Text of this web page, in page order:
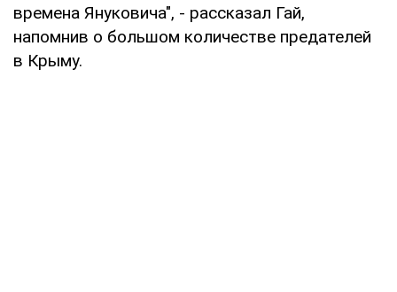
времена Януковича", - рассказал Гай,
напомнив о большом количестве предателей
в Крыму.